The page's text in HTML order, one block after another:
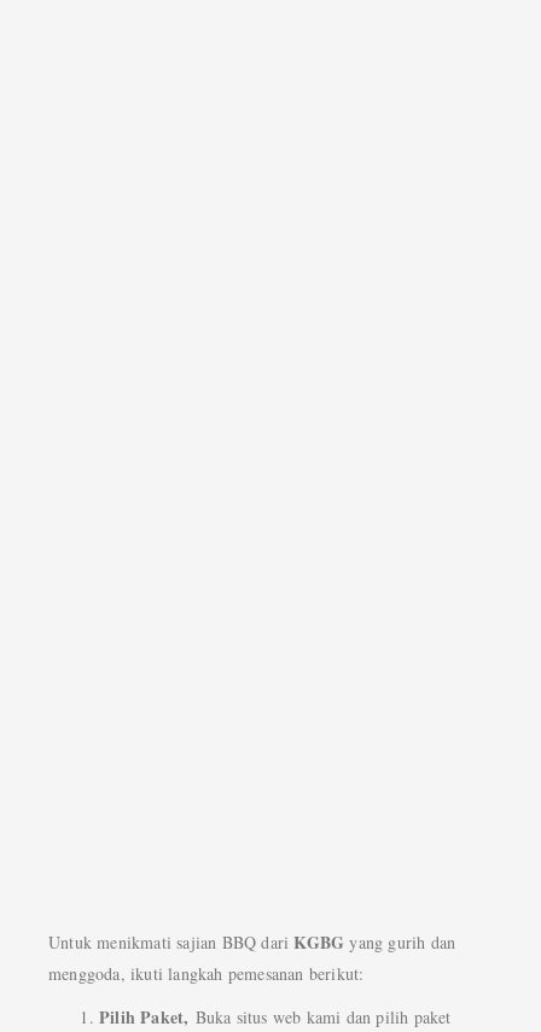
Untuk menikmati sajian BBQ dariKGBG yang gurih dan
menggoda, ikuti langkah pemesanan berikut:
Pilih Paket, Buka situs web kami dan pilih paket